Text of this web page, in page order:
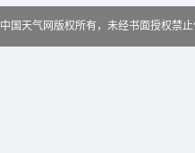
中国天气网版权所有，未经书面授权